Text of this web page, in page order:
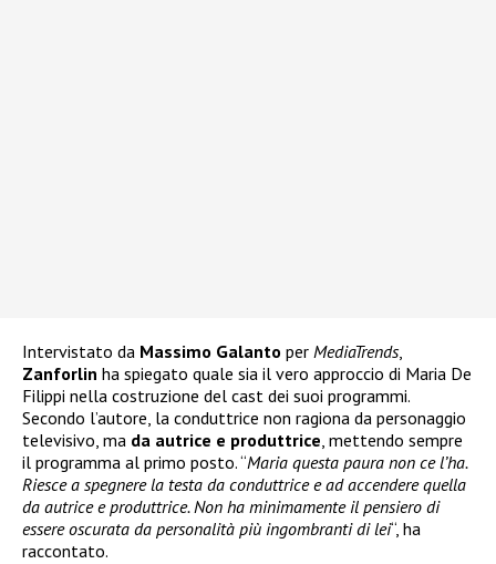
Intervistato da Massimo Galanto per MediaTrends,
Zanforlin ha spiegato quale sia il vero approccio di Maria De
Filippi nella costruzione del cast dei suoi programmi.
Secondo l’autore, la conduttrice non ragiona da personaggio
televisivo, ma da autrice e produttrice, mettendo sempre
il programma al primo posto. “Maria questa paura non ce l’ha.
Riesce a spegnere la testa da conduttrice e ad accendere quella
da autrice e produttrice. Non ha minimamente il pensiero di
essere oscurata da personalità più ingombranti di lei“, ha
raccontato.